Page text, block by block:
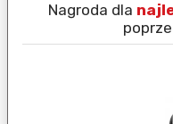
Nagroda dla